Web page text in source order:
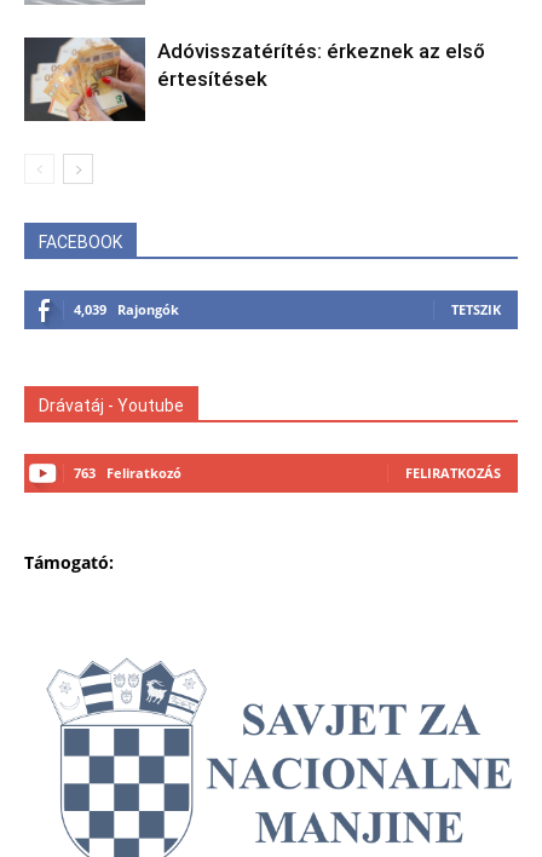
Adóvisszatérítés: érkeznek az első
értesítések
FACEBOOK
4,039 Rajongók TETSZIK
Drávatáj - Youtube
763 Feliratkozó FELIRATKOZÁS
Támogató: